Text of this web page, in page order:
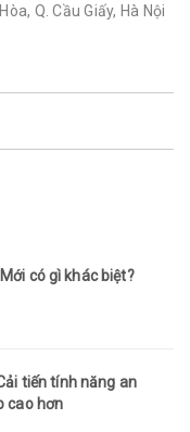
Q. Cầu Giấy, Hà Nội
có gì khác biệt?
tiến tính năng an
cao hơn